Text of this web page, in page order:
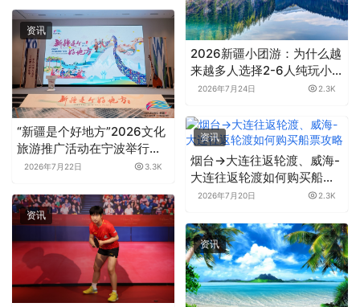
2026新疆小团游：为什么越
来越多人选择2-6人纯玩小
团？
2026年7月24日 2.3K
资讯
“新疆是个好地方”2026文化
旅游推广活动在宁波举行，
丝路海港牵手陆丝枢纽，共
2026年7月22日 3.3K
资讯
烟台→大连往返轮渡、威海-
大连往返轮渡如何购买船票
攻略
2026年7月20日 2.3K
资讯
资讯